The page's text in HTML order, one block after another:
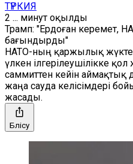
ТҮРКИЯ
2 ... минут оқылды
Трамп: "Ердоған керемет,
бағындырды"
НАТО-ның қаржылық
үлкен ілгерілеушілікке қол
саммиттен кейін
жаңа сауда келісімдері
жасады.
Бөлісу